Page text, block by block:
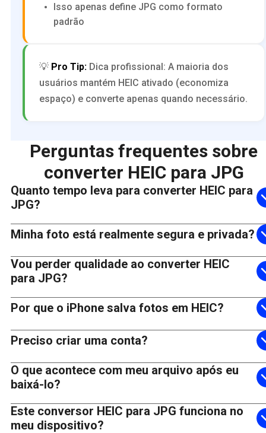
Isso apenas define JPG como formato
padrão
💡 Pro Tip: Dica profissional: A maioria dos
usuários mantém HEIC ativado (economiza
espaço) e converte apenas quando necessário.
Perguntas frequentes sobre
converter HEIC para JPG
Quanto tempo leva para converter HEIC para
JPG?
Minha foto está realmente segura e privada?
Vou perder qualidade ao converter HEIC
para JPG?
Por que o iPhone salva fotos em HEIC?
Preciso criar uma conta?
O que acontece com meu arquivo após eu
baixá-lo?
Este conversor HEIC para JPG funciona no
meu dispositivo?